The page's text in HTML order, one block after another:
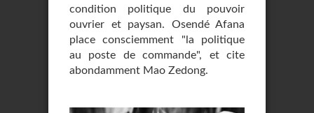
condition politique du pouvoir
ouvrier et paysan. Osendé Afana
place consciemment "la politique
au poste de commande", et cite
abondamment Mao Zedong.